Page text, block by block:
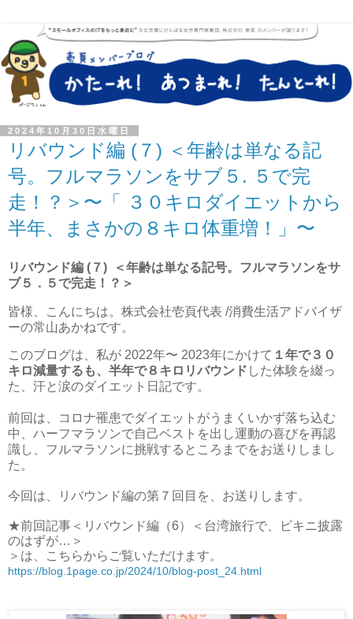
2024年10月30日水曜日
リバウンド編 (７) ＜年齢は単なる記
号。フルマラソンをサブ５. ５で完
走！？＞〜「 ３０キロダイエットから
半年、まさかの８キロ体重増！」〜
リバウンド編 (７) ＜年齢は単なる記号。フルマラソンをサ
ブ５．５で完走！？＞
皆様、こんにちは。株式会社壱頁代表 /消費生活アドバイザ
ーの常山あかねです。
このブログは、私が 2022年〜 2023年にかけて １年で３０
キロ減量するも、半年で８キロリバウンド した体験を綴っ
た、汗と涙のダイエット日記です。
前回は、コロナ罹患でダイエットがうまくいかず落ち込む
中、ハーフマラソンで自己ベストを出し運動の喜びを再認
識し、 フルマラソンに挑戦するところまでをお送りしまし
た。
今回は、リバウンド編の第７回目を、お送りします。
★前回記事＜ リバウンド編（6）＜台湾旅行で、ビキニ披露
のはずが…＞
＞ は、こちらからご覧いただけます。
https://blog.1page.co.jp/2024/10/blog-post_24.html